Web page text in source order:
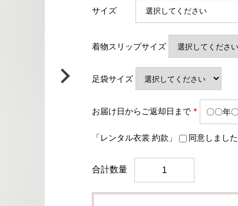
サイズ
着物スリップサイズ
足袋サイズ
お届け日からご返却日まで *
「レンタル衣裳 約款」 同意しました
合計数量